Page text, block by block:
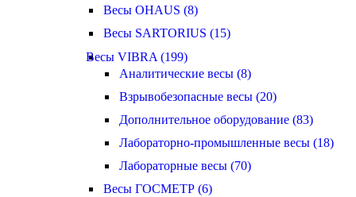
Весы OHAUS (8)
Весы SARTORIUS (15)
Весы VIBRA (199)
Аналитические весы (8)
Взрывобезопасные весы (20)
Дополнительное оборудование (83)
Лабораторно-промышленные весы (18)
Лабораторные весы (70)
Весы ГОСМЕТР (6)